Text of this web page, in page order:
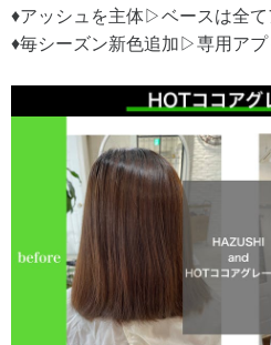
♦︎アッシュを主体▷ベースは全て
♦︎毎シーズン新色追加▷専用アプ